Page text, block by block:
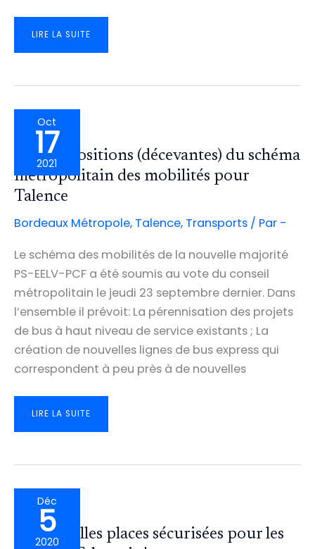
LANCEMENT
VÉLOS
ET
SUR
LA
MÉTROPOLE
LIRE LA SUITE
Oct
17
2021
Les propositions (décevantes) du schéma
métropolitain des mobilités pour
Talence
Bordeaux Métropole, Talence, Transports / Par -
Le schéma des mobilités de la nouvelle majorité
PS-EELV-PCF a été soumis au vote du conseil
métropolitain le jeudi 23 septembre dernier. Dans
l’ensemble il prévoit: La pérennisation des projets
de bus à haut niveau de service existants ; La
création de nouvelles lignes de bus express qui
correspondent à peu près à de nouvelles
LES
MOBILITÉS
LIRE LA SUITE
Déc
5
2020
25 nouvelles places sécurisées pour les